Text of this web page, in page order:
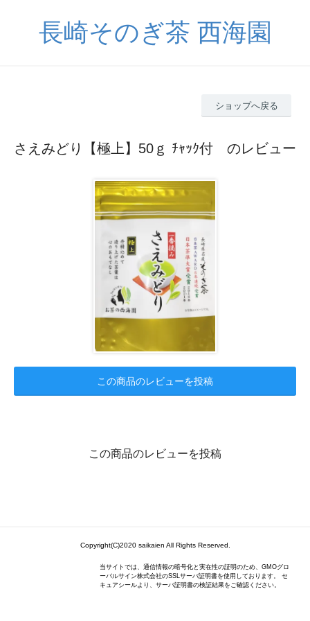
長崎そのぎ茶 西海園
ショップへ戻る
さえみどり【極上】50ｇ ﾁｬｯｸ付 のレビュー
この商品のレビューを投稿
この商品のレビューを投稿
Copyright(C)2020 saikaien All Rights Reserved.
当サイトでは、通信情報の暗号化と実在性の証明のため、GMOグロ
ーバルサイン株式会社のSSLサーバ証明書を使用しております。 セ
キュアシールより、サーバ証明書の検証結果をご確認ください。